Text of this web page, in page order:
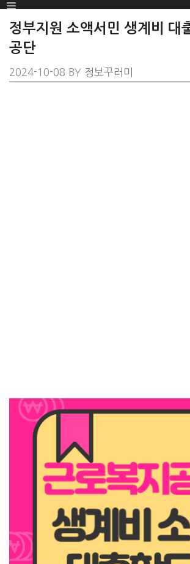
SKIP
TO
CONTENT
Menu
정부지원 소액서민 생계비 대
공단
2024-10-08 BY 정보꾸러미